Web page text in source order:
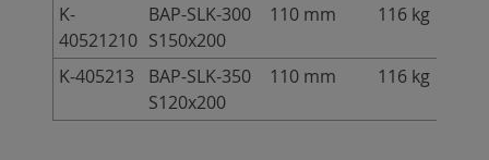
K-
40521210
BAP-SLK-300
S150x200
110 mm 116 kg
K-405213
BAP-SLK-350
S120x200
110 mm 116 kg